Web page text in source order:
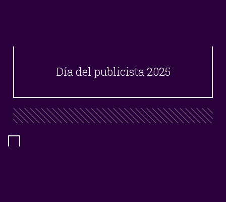
Día del publicista 2025